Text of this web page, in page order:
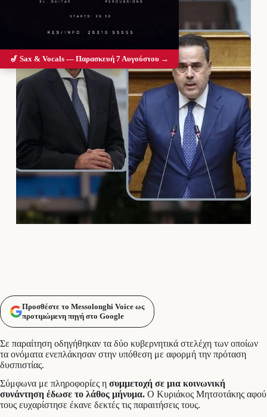
Προσθέστε το Messolonghi Voice ως
προτιμώμενη πηγή στο Google
Σε παραίτηση οδηγήθηκαν τα δύο κυβερνητικά στελέχη των οποίων
τα ονόματα ενεπλάκησαν στην υπόθεση με αφορμή την πρόταση
δυσπιστίας.
Σύμφωνα με πληροφορίες η συμμετοχή σε μια κοινωνική
συνάντηση έδωσε το λάθος μήνυμα. Ο Κυριάκος Μητσοτάκης αφού
τους ευχαρίστησε έκανε δεκτές τις παραιτήσεις τους.
🎷 Sax & Vocals — Παρασκευή 7 Αυγούστου →